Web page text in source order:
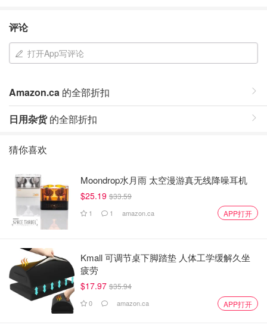
评论
打开App写评论
Amazon.ca 的全部折扣
日用杂货的全部折扣
猜你喜欢
Moondrop水月雨 太空漫游真无线降噪耳机
$25.19 $33.59
1 1 amazon.ca APP打开
Kmall 可调节桌下脚踏垫 人体工学缓解久坐
疲劳
$17.97 $35.94
0 amazon.ca APP打开